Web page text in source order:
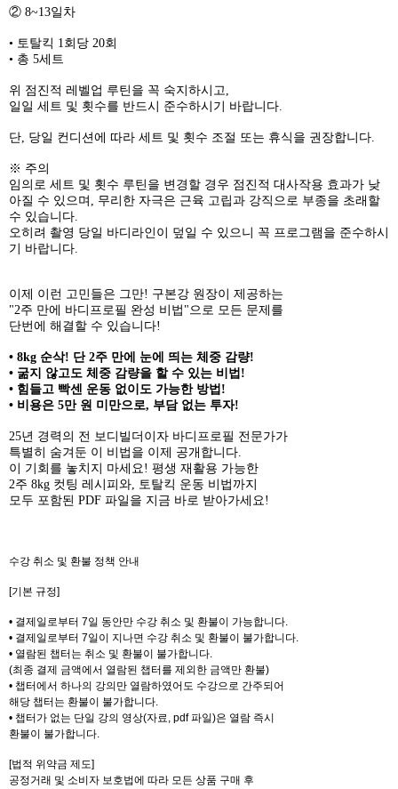
② 8~13일차
• 토탈킥 1회당 20회
• 총 5세트
위 점진적 레벨업 루틴을 꼭 숙지하시고,
일일 세트 및 횟수를 반드시 준수하시기 바랍니다.
단, 당일 컨디션에 따라 세트 및 횟수 조절 또는 휴식을 권장합니다.
※ 주의
임의로 세트 및 횟수 루틴을 변경할 경우 점진적 대사작용 효과가 낮
아질 수 있으며, 무리한 자극은 근육 고립과 강직으로 부종을 초래할
수 있습니다.
오히려 촬영 당일 바디라인이 덮일 수 있으니 꼭 프로그램을 준수하시
기 바랍니다.
이제 이런 고민들은 그만! 구본강 원장이 제공하는
"2주 만에 바디프로필 완성 비법"으로 모든 문제를
단번에 해결할 수 있습니다!
• 8kg 순삭! 단 2주 만에 눈에 띄는 체중 감량!
• 굶지 않고도 체중 감량을 할 수 있는 비법!
• 힘들고 빡센 운동 없이도 가능한 방법!
• 비용은 5만 원 미만으로, 부담 없는 투자!
25년 경력의 전 보디빌더이자 바디프로필 전문가가
특별히 숨겨둔 이 비법을 이제 공개합니다.
이 기회를 놓치지 마세요! 평생 재활용 가능한
2주 8kg 컷팅 레시피와, 토탈킥 운동 비법까지
모두 포함된 PDF 파일을 지금 바로 받아가세요!
수강 취소 및 환불 정책 안내
[기본 규정]
• 결제일로부터 7일 동안만 수강 취소 및 환불이 가능합니다.
• 결제일로부터 7일이 지나면 수강 취소 및 환불이 불가합니다.
• 열람된 챕터는 취소 및 환불이 불가합니다.
(최종 결제 금액에서 열람된 챕터를 제외한 금액만 환불)
• 챕터에서 하나의 강의만 열람하였어도 수강으로 간주되어
해당 챕터는 환불이 불가합니다.
• 챕터가 없는 단일 강의 영상(자료, pdf 파일)은 열람 즉시
환불이 불가합니다.
[법적 위약금 제도]
공정거래 및 소비자 보호법에 따라 모든 상품 구매 후